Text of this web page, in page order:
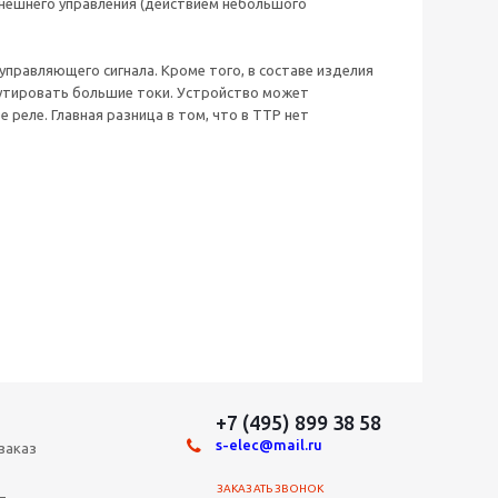
управления (действием небольшого
сигнала. Кроме того, в составе изделия
большие токи. Устройство может
реле. Главная разница в том, что в ТТР нет
+7 (495) 899 38 58
s-elec@mail.ru
ЗАКАЗАТЬ ЗВОНОК